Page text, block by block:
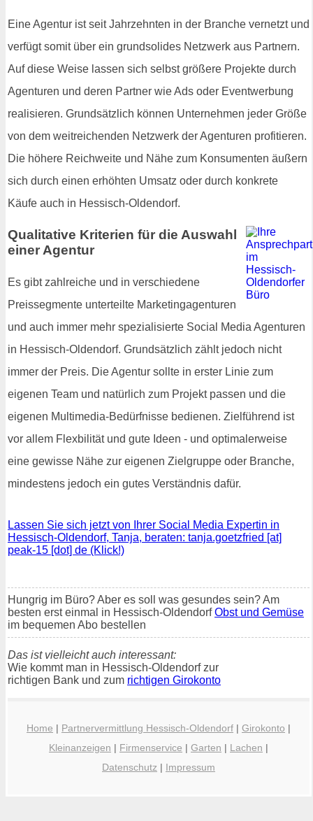
Eine Agentur ist seit Jahrzehnten in der Branche vernetzt und
verfügt somit über ein grundsolides Netzwerk aus Partnern.
Auf diese Weise lassen sich selbst größere Projekte durch
Agenturen und deren Partner wie Ads oder Eventwerbung
realisieren. Grundsätzlich können Unternehmen jeder Größe
von dem weitreichenden Netzwerk der Agenturen profitieren.
Die höhere Reichweite und Nähe zum Konsumenten äußern
sich durch einen erhöhten Umsatz oder durch konkrete
Käufe auch in Hessisch-Oldendorf.
Qualitative Kriterien für die Auswahl
einer Agentur
Es gibt zahlreiche und in verschiedene
Preissegmente unterteilte Marketingagenturen
und auch immer mehr spezialisierte Social Media Agenturen
in Hessisch-Oldendorf. Grundsätzlich zählt jedoch nicht
immer der Preis. Die Agentur sollte in erster Linie zum
eigenen Team und natürlich zum Projekt passen und die
eigenen Multimedia-Bedürfnisse bedienen. Zielführend ist
vor allem Flexbilität und gute Ideen - und optimalerweise
eine gewisse Nähe zur eigenen Zielgruppe oder Branche,
mindestens jedoch ein gutes Verständnis dafür.
Lassen Sie sich jetzt von Ihrer Social Media Expertin in
Hessisch-Oldendorf, Tanja, beraten: tanja.goetzfried [at]
peak-15 [dot] de (Klick!)
Hungrig im Büro? Aber es soll was gesundes sein? Am
besten erst einmal in Hessisch-OldendorfObst und Gemüse
im bequemen Abo bestellen
Das ist vielleicht auch interessant:
Wie kommt man in Hessisch-Oldendorf zur
richtigen Bank und zum richtigen Girokonto
Home | Partnervermittlung Hessisch-Oldendorf | Girokonto |
Kleinanzeigen | Firmenservice | Garten | Lachen |
Datenschutz | Impressum